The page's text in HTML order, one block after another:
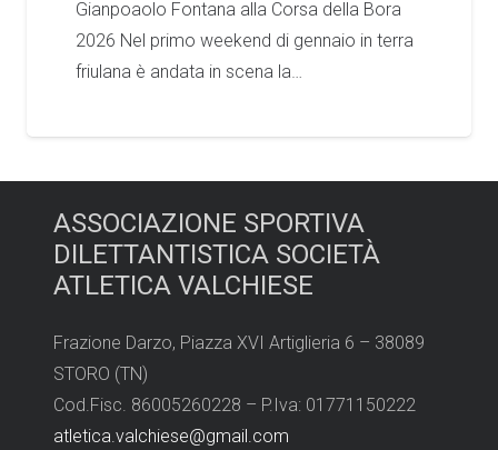
Gianpoaolo Fontana alla Corsa della Bora
2026 Nel primo weekend di gennaio in terra
friulana è andata in scena la…
ASSOCIAZIONE SPORTIVA
DILETTANTISTICA SOCIETÀ
ATLETICA VALCHIESE
Frazione Darzo, Piazza XVI Artiglieria 6 – 38089
STORO (TN)
Cod.Fisc. 86005260228 – P.Iva: 01771150222
atletica.valchiese@gmail.com